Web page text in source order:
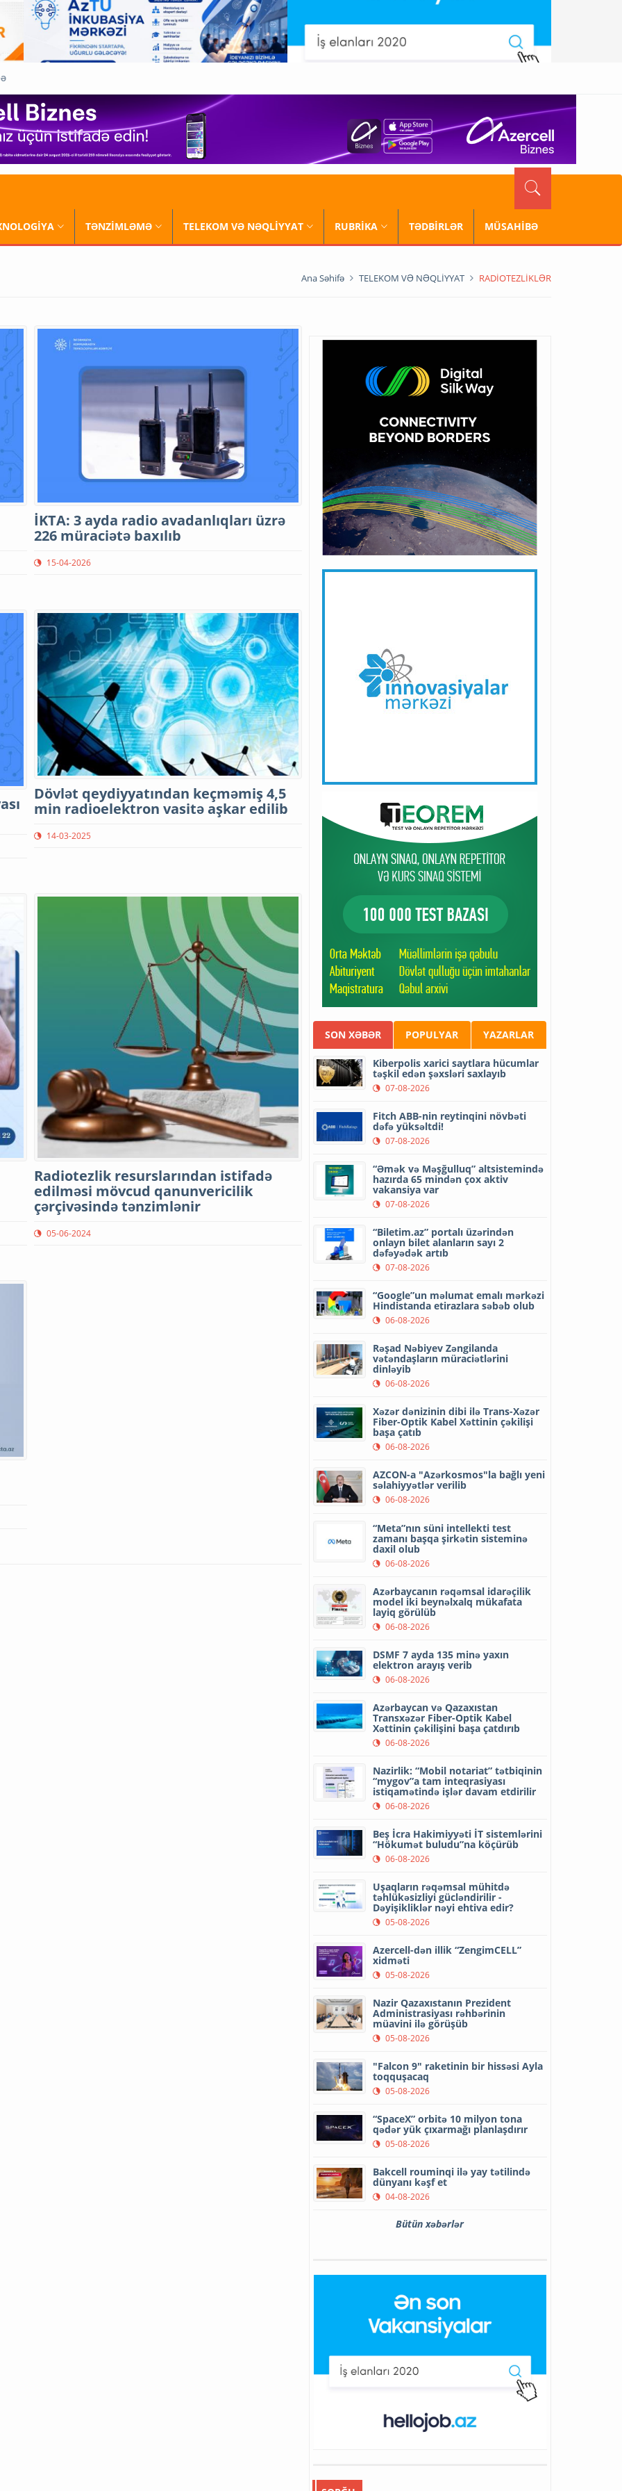
TƏNZİMLƏMƏ TELEKOM VƏ NƏQLİYYAT RUBRİKA TƏDBİRLƏR MÜSAHİBƏ
Ana Səhifə TELEKOM VƏ NƏQLİYYAT RADİOTEZLİKLƏR
İKTA: 3 ayda radio avadanlıqları üzrə
226 müraciətə baxılıb
15-04-2026
Dövlət qeydiyyatından keçməmiş 4,5
min radioelektron vasitə aşkar edilib
14-03-2025
Radiotezlik resurslarından istifadə
edilməsi mövcud qanunvericilik
çərçivəsində tənzimlənir
05-06-2024
SON XƏBƏR POPULYAR YAZARLAR
Kiberpolis xarici saytlara hücumlar
təşkil edən şəxsləri saxlayıb
07-08-2026
Fitch ABB-nin reytinqini növbəti
dəfə yüksəltdi!
07-08-2026
“Əmək və Məşğulluq” altsistemində
hazırda 65 mindən çox aktiv
vakansiya var
07-08-2026
“Biletim.az” portalı üzərindən
onlayn bilet alanların sayı 2
dəfəyədək artıb
07-08-2026
“Google”un məlumat emalı mərkəzi
Hindistanda etirazlara səbəb olub
06-08-2026
Rəşad Nəbiyev Zəngilanda
vətəndaşların müraciətlərini
dinləyib
06-08-2026
Xəzər dənizinin dibi ilə Trans-Xəzər
Fiber-Optik Kabel Xəttinin çəkilişi
başa çatıb
06-08-2026
AZCON-a "Azərkosmos"la bağlı yeni
səlahiyyətlər verilib
06-08-2026
“Meta”nın süni intellekti test
zamanı başqa şirkətin sisteminə
daxil olub
06-08-2026
Azərbaycanın rəqəmsal idarəçilik
model iki beynəlxalq mükafata
layiq görülüb
06-08-2026
DSMF 7 ayda 135 minə yaxın
elektron arayış verib
06-08-2026
Azərbaycan və Qazaxıstan
Transxəzər Fiber-Optik Kabel
Xəttinin çəkilişini başa çatdırıb
06-08-2026
Nazirlik: “Mobil notariat” tətbiqinin
“mygov”a tam inteqrasiyası
istiqamətində işlər davam etdirilir
06-08-2026
Beş İcra Hakimiyyəti İT sistemlərini
“Hökumət buludu”na köçürüb
06-08-2026
Uşaqların rəqəmsal mühitdə
təhlükəsizliyi gücləndirilir -
Dəyişikliklər nəyi ehtiva edir?
05-08-2026
Azercell-dən illik “ZengimCELL”
xidməti
05-08-2026
Nazir Qazaxıstanın Prezident
Administrasiyası rəhbərinin
müavini ilə görüşüb
05-08-2026
"Falcon 9" raketinin bir hissəsi Ayla
toqquşacaq
05-08-2026
“SpaceX” orbitə 10 milyon tona
qədər yük çıxarmağı planlaşdırır
05-08-2026
Bakcell rouminqi ilə yay tətilində
dünyanı kəşf et
04-08-2026
Bütün xəbərlər